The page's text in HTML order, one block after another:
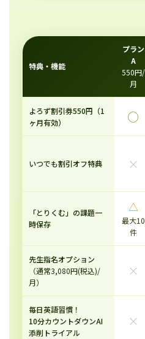
特典・機能
プラン
A
550円/
月
よろず割引券550円（1
ヶ月有効）
◯
いつでも割引オフ特典 ×
「とりくむ」の課題一
時保存
△
最大10
件
先生指名オプション
（通常3,080円(税込)/
月）
×
毎日英語習慣！
10分カウントダウンAI
添削トライアル
×